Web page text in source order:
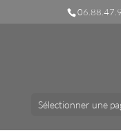
Sélectionner une